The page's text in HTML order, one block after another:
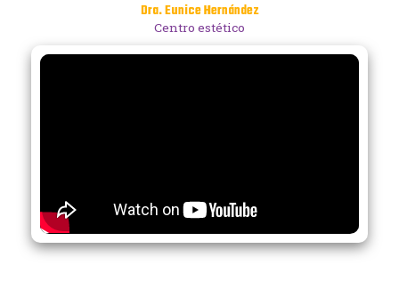
Dra. Eunice Hernández
Centro estético